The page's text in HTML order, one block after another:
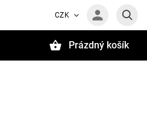
CZK
Prázdný košík